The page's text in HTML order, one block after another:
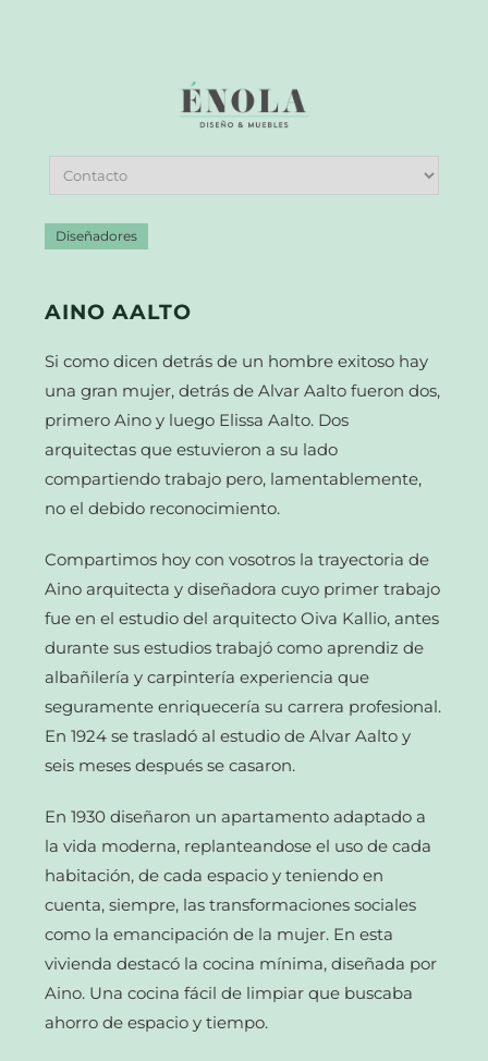
Diseñadores
AINO AALTO
Si como dicen detrás de un hombre exitoso hay
una gran mujer, detrás de Alvar Aalto fueron dos,
primero Aino y luego Elissa Aalto. Dos
arquitectas que estuvieron a su lado
compartiendo trabajo pero, lamentablemente,
no el debido reconocimiento.
Compartimos hoy con vosotros la trayectoria de
Aino arquitecta y diseñadora cuyo primer trabajo
fue en el estudio del arquitecto Oiva Kallio, antes
durante sus estudios trabajó como aprendiz de
albañilería y carpintería experiencia que
seguramente enriquecería su carrera profesional.
En 1924 se trasladó al estudio de Alvar Aalto y
seis meses después se casaron.
En 1930 diseñaron un apartamento adaptado a
la vida moderna, replanteandose el uso de cada
habitación, de cada espacio y teniendo en
cuenta, siempre, las transformaciones sociales
como la emancipación de la mujer. En esta
vivienda destacó la cocina mínima, diseñada por
Aino. Una cocina fácil de limpiar que buscaba
ahorro de espacio y tiempo.